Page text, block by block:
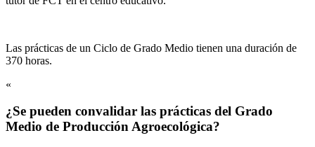
Las prácticas de un Ciclo de Grado Medio tienen una duración de
370 horas.
«
¿Se pueden convalidar las prácticas del Grado
Medio de Producción Agroecológica?